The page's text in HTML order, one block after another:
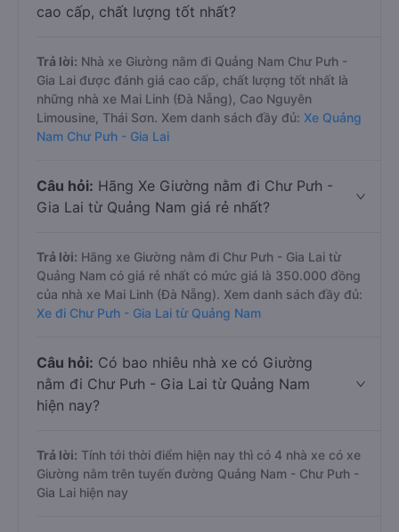
cao cấp, chất lượng tốt nhất?
Trả lời: Nhà xe Giường nằm đi Quảng Nam Chư Pưh -
Gia Lai được đánh giá cao cấp, chất lượng tốt nhất là
những nhà xe Mai Linh (Đà Nẵng), Cao Nguyên
Limousine, Thái Sơn. Xem danh sách đầy đủ: Xe Quảng
Nam Chư Pưh - Gia Lai
Câu hỏi: Hãng Xe Giường nằm đi Chư Pưh -
Gia Lai từ Quảng Nam giá rẻ nhất?
Trả lời: Hãng xe Giường nằm đi Chư Pưh - Gia Lai từ
Quảng Nam có giá rẻ nhất có mức giá là 350.000 đồng
của nhà xe Mai Linh (Đà Nẵng). Xem danh sách đầy đủ:
Xe đi Chư Pưh - Gia Lai từ Quảng Nam
Câu hỏi: Có bao nhiêu nhà xe có Giường
nằm đi Chư Pưh - Gia Lai từ Quảng Nam
hiện nay?
Trả lời: Tính tới thời điểm hiện nay thì có 4 nhà xe có xe
Giường nằm trên tuyến đường Quảng Nam - Chư Pưh -
Gia Lai hiện nay